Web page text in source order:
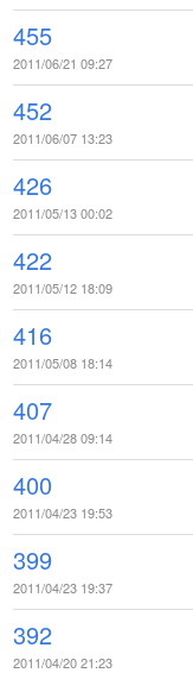
455
2011/06/21 09:27
452
2011/06/07 13:23
426
2011/05/13 00:02
422
2011/05/12 18:09
416
2011/05/08 18:14
407
2011/04/28 09:14
400
2011/04/23 19:53
399
2011/04/23 19:37
392
2011/04/20 21:23